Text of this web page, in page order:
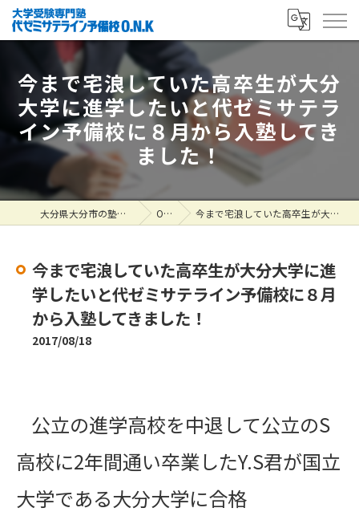
今まで宅浪していた高卒生が大分
大学に進学したいと代ゼミサテラ
イン予備校に８月から入塾してき
ました！
大分県大分市の塾なら大学受験専門塾 代ゼミサテライン予備校O.N.K ONK掲示板 今まで宅浪していた高卒生が大分大学に進学したいと代ゼミサテライン予備校に８月から入塾してきました！
今まで宅浪していた高卒生が大分大学に進
学したいと代ゼミサテライン予備校に８月
から入塾してきました！
2017/08/18
公立の進学高校を中退して公立のS
高校に2年間通い卒業したY.S君が国立
大学である大分大学に合格